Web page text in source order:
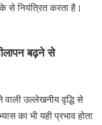
से नियंत्रित करता है।
बढ़ने से
वाली उल्लेखनीय वृद्धि से
का भी यही प्रभाव होता